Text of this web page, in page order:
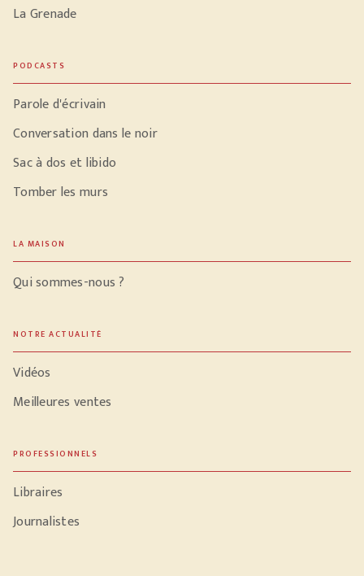
La Grenade
PODCASTS
Parole d'écrivain
Conversation dans le noir
Sac à dos et libido
Tomber les murs
LA MAISON
Qui sommes-nous ?
NOTRE ACTUALITÉ
Vidéos
Meilleures ventes
PROFESSIONNELS
Libraires
Journalistes